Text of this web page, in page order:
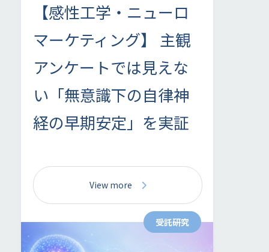
【感性工学・ニューロ
マーケティング】 主観
アンケートでは見えな
い「無意識下の自律神
経の早期安定」を実証
View more
受託研究